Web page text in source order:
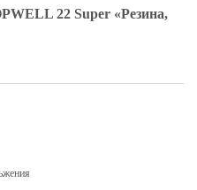
22 Super «Резина,